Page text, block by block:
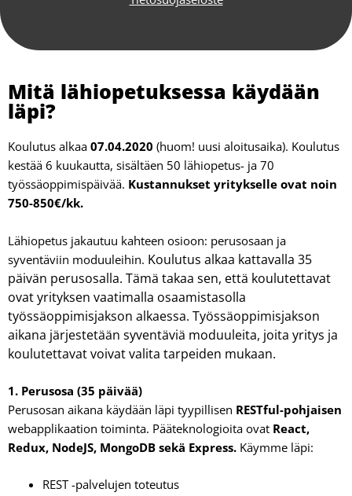
Mitä lähiopetuksessa käydään
läpi?
Koulutus alkaa 07.04.2020 (huom! uusi aloitusaika). Koulutus
kestää 6 kuukautta, sisältäen 50 lähiopetus- ja 70
työssäoppimispäivää. Kustannukset yritykselle ovat noin
750-850€/kk.
Lähiopetus jakautuu kahteen osioon: perusosaan ja
syventäviin moduuleihin. Koulutus alkaa kattavalla 35
päivän perusosalla. Tämä takaa sen, että koulutettavat
ovat yrityksen vaatimalla osaamistasolla
työssäoppimisjakson alkaessa. Työssäoppimisjakson
aikana järjestetään syventäviä moduuleita, joita yritys ja
koulutettavat voivat valita tarpeiden mukaan.
1. Perusosa (35 päivää)
Perusosan aikana käydään läpi tyypillisen RESTful-pohjaisen
webapplikaation toiminta. Pääteknologioita ovat React,
Redux, NodeJS, MongoDB sekä Express. Käymme läpi:
REST -palvelujen toteutus